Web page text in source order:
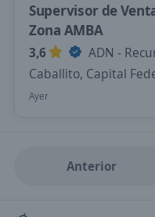
Supervisor de
Zona AMBA
3,6
ADN -
Caballito, Capital
Ayer
Anterior